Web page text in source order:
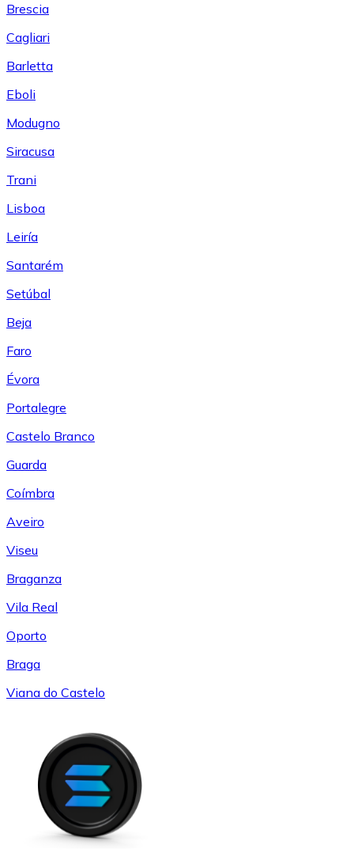
Brescia
Cagliari
Barletta
Eboli
Modugno
Siracusa
Trani
Lisboa
Leiría
Santarém
Setúbal
Beja
Faro
Évora
Portalegre
Castelo Branco
Guarda
Coímbra
Aveiro
Viseu
Braganza
Vila Real
Oporto
Braga
Viana do Castelo